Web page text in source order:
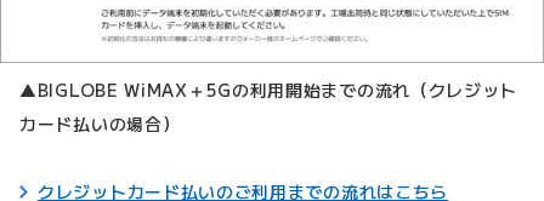
▲BIGLOBE WiMAX＋5Gの利用開始までの流れ（クレジット
カード払いの場合）
クレジットカード払いのご利用までの流れはこちら